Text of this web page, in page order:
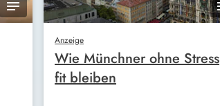
Anzeige
Wie Münchner ohne Stress
fit bleiben